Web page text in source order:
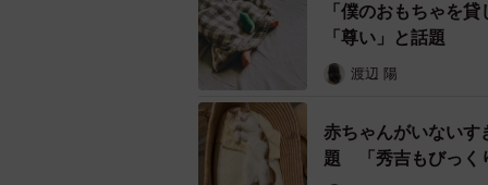
「僕のおもちゃを
「尊い」と話題
渡辺 陽
赤ちゃんがいない
題 「秀吉もびっく